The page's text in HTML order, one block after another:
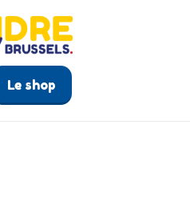
Le shop
BRUSSELS
à Bruxelles